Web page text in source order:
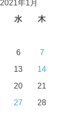
2021年1月
水 木
6 7
13 14
20 21
27 28